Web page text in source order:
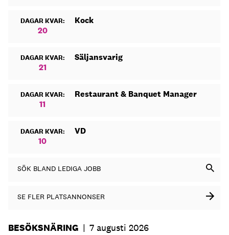
DAGAR KVAR:
20
Kock
DAGAR KVAR:
21
Säljansvarig
DAGAR KVAR:
11
Restaurant & Banquet Manager
DAGAR KVAR:
10
VD
SÖK BLAND LEDIGA JOBB
SE FLER PLATSANNONSER
BESÖKSNÄRING | 7 augusti 2026